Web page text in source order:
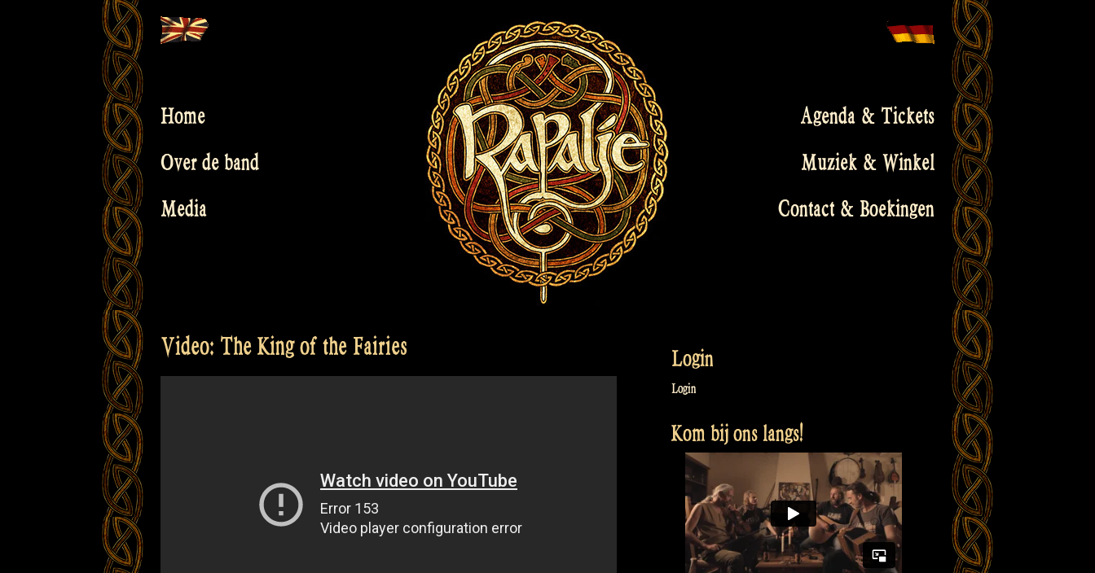
to
Home
Over de band
Media
Agenda & Tickets
Muziek & Winkel
Contact & Boekingen
Video: The King of the Fairies Login
Login
Kom bij ons langs!